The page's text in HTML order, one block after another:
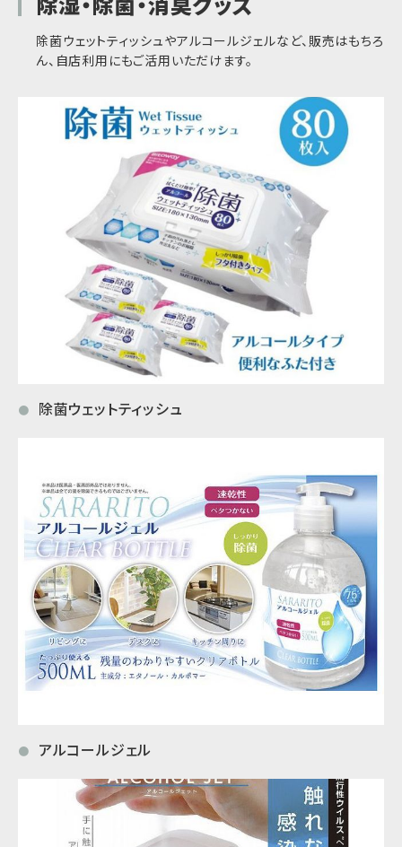
除菌ウェットティッシュやアルコールジェルなど、販売はもちろ
ん、自店利用にもご活用いただけます。
● 除菌ウェットティッシュ
● アルコールジェル